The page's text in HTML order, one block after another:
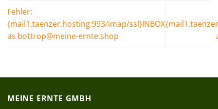
Fehler:
{mail1.taenzer.hosting:993/imap/ssl}INBOX
as bottrop@meine-ernte.shop
MEINE ERNTE GMBH